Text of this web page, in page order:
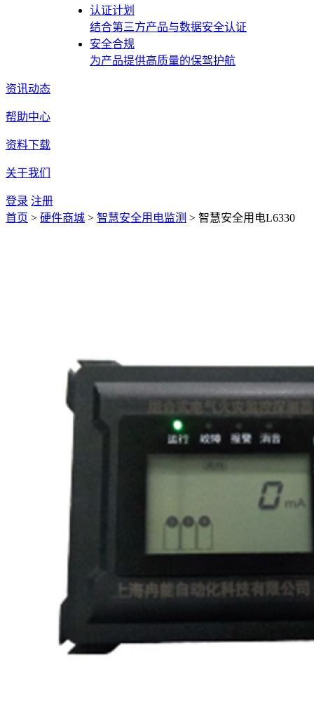
认证计划
结合第三方产品与数据安全认证
安全合规
为产品提供高质量的保驾护航
资讯动态
帮助中心
资料下载
关于我们
登录 注册
首页 > 硬件商城 > 智慧安全用电监测 > 智慧安全用电L6330